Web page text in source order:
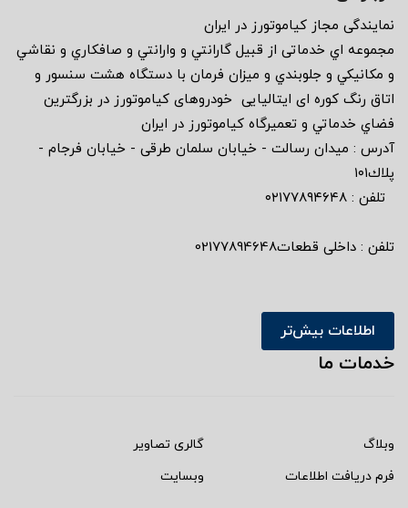
نمايندگى مجاز كياموتورز در ايران
مجموعه اي خدماتى از قبيل گارانتي و وارانتي و صافكاري و نقاشي
و مكانيكي و جلوبندي و ميزان فرمان با دستگاه هشت سنسور و
اتاق رنگ كوره اى ايتاليايى خودروهاى كياموتورز در بزرگترين
فضاي خدماتي و تعميرگاه كياموتورز در ايران
آدرس : ميدان رسالت - خيابان سلمان طرقى - خيابان فرجام -
پلاك١٠١
تلفن : ٠٢١٧٧٨٩٤٦٤٨
تلفن : داخلی قطعات02177894648
اطلاعات بیش‌تر
خدمات ما
وبلاگ
گالری تصاویر
فرم دریافت اطلاعات
وبسایت